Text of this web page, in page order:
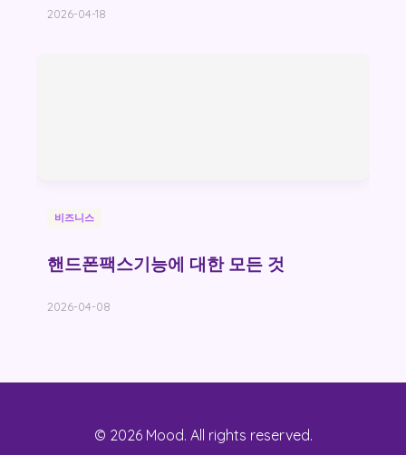
2026-04-18
비즈니스
핸드폰팩스기능에 대한 모든 것
2026-04-08
© 2026 Mood. All rights reserved.